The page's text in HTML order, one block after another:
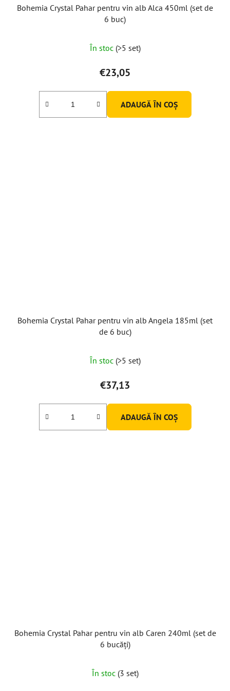
Bohemia Crystal Pahar pentru vin alb Alca 450ml (set de
6 buc)
medie
a
produsului
este
5,0
În stoc (>5 set)
€23,05
ADAUGĂ ÎN COŞ
Bohemia Crystal Pahar pentru vin alb Angela 185ml (set
de 6 buc)
medie
a
produsului
este
5,0
În stoc (>5 set)
€37,13
ADAUGĂ ÎN COŞ
Bohemia Crystal Pahar pentru vin alb Caren 240ml (set de
6 bucăți)
medie
În stoc (3 set)